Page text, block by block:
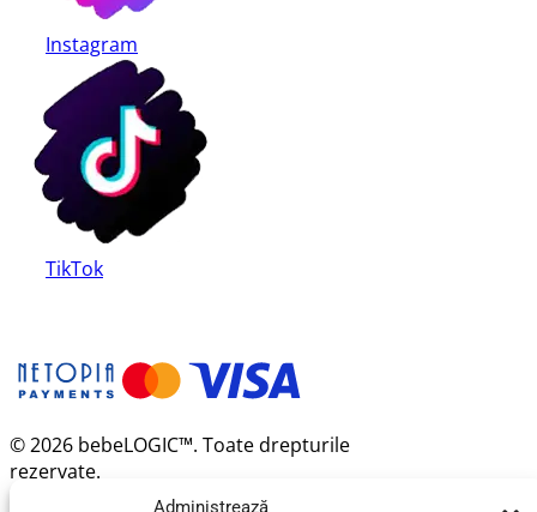
Administrează
Instagram
TikTok
© 2026 bebeLOGIC™. Toate drepturile
rezervate.